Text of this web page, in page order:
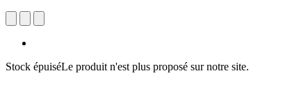
Stock épuiséLe produit n'est plus proposé sur notre site.